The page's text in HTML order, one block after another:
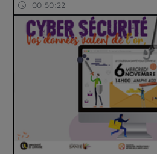
00:50:22